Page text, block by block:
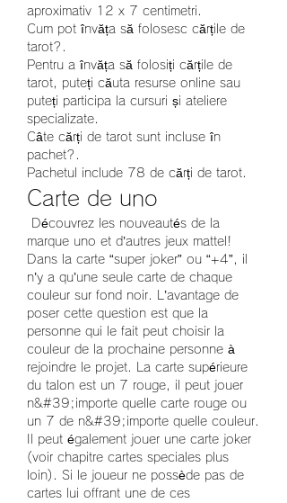
aproximativ 12 x 7 centimetri.
Cum pot învăța să folosesc cărțile de
tarot?.
Pentru a învăța să folosiți cărțile de
tarot, puteți căuta resurse online sau
puteți participa la cursuri și ateliere
specializate.
Câte cărți de tarot sunt incluse în
pachet?.
Pachetul include 78 de cărți de tarot.
Carte de uno
marque uno et d’autres jeux mattel!
Dans la carte “super joker” ou “+4”, il
n’y a qu’une seule carte de chaque
couleur sur fond noir. L’avantage de
poser cette question est que la
personne qui le fait peut choisir la
couleur de la prochaine personne à
rejoindre le projet. La carte supérieure
du talon est un 7 rouge, il peut jouer
n&#39;importe quelle carte rouge ou
un 7 de n&#39;importe quelle couleur.
Il peut également jouer une carte joker
(voir chapitre cartes speciales plus
loin). Si le joueur ne possède pas de
cartes lui offrant une de ces